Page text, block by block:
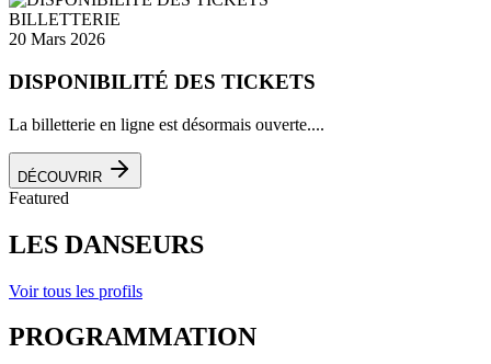
BILLETTERIE
20 Mars 2026
DISPONIBILITÉ DES TICKETS
La billetterie en ligne est désormais ouverte....
DÉCOUVRIR
Featured
LES DANSEURS
Voir tous les profils
PROGRAMMATION